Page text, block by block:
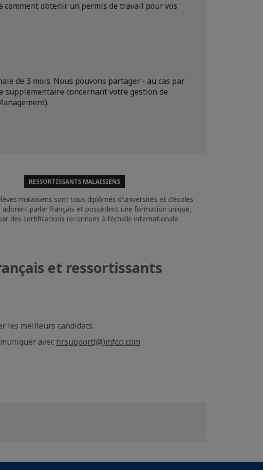
comment obtenir un permis de travail pour vos
de 3 mois. Nous pouvons partager - au cas par
supplémentaire concernant votre gestion de
RESSORTISSANTS MALAISIENS
malaisiens sont tous diplômés d'universités et d'écoles
adorent parler français et possèdent une formation unique,
des certifications reconnues à l'échelle internationale.
et ressortissants
les meilleurs candidats.
avec hrsupport(@)mfcci.com